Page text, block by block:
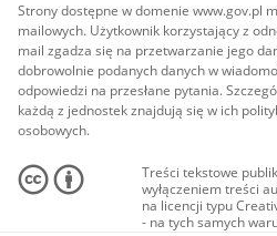
Strony dostępne w domenie www.gov.pl
mailowych. Użytkownik korzystający z
mail zgadza się na przetwarzanie jego
dobrowolnie podanych danych w
odpowiedzi na przesłane pytania.
każdą z jednostek znajdują się w ich
osobowych.
Treści tekstowe
wyłączeniem treści
na licencji typu
- na tych samych